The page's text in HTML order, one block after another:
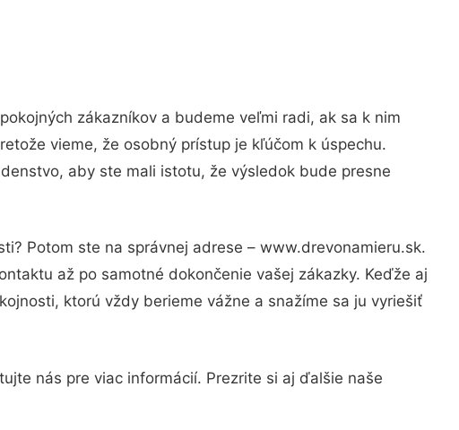
zákazníkov a budeme veľmi radi, ak sa k nim
vieme, že osobný prístup je kľúčom k úspechu.
aby ste mali istotu, že výsledok bude presne
Potom ste na správnej adrese – www.drevonamieru.sk.
až po samotné dokončenie vašej zákazky. Keďže aj
ktorú vždy berieme vážne a snažíme sa ju vyriešiť
nás pre viac informácií. Prezrite si aj ďalšie naše